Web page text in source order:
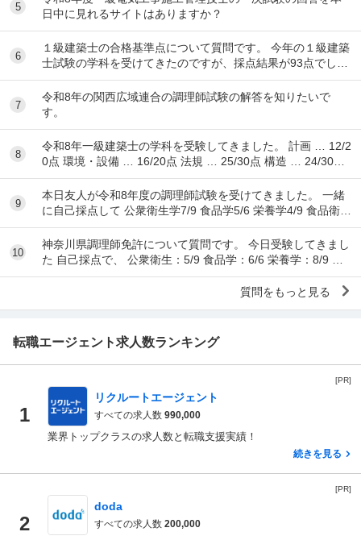
5
日中に見れるサイトはありますか？
6
１級建築士の合格基準点について質問です。 今年の１級建築
士試験の学科を受けてきたのですが、採点結果が93点でし
た。 各予備校の予想される合格基準点は N...
7
令和8年の関西広域連合の調理師試験の解答を知りたいで
す。
8
令和8年一級建築士の学科を受験してきました。 計画 … 12/2
0点 環境・設備 … 16/20点 法規 … 25/30点 構造 … 24/30点
...
9
本日友人が令和8年度の調理師試験を受けてきました。 一緒
に自己採点して 公衆衛生学7/9 食品学5/6 栄養学4/9 食品衛生
学8/15 調理理論9/17 食文
10
神奈川県調理師免許について質問です。 今日受験してきまし
た 自己採点で、 公衆衛生：5/9 食品学：6/6 栄養学：8/9 食
品衛生：10/15 調理理...
質問をもっと見る
転職エージェント求人数ランキング
[PR]
1
リクルートエージェント
すべての求人数 990,000
業界トップクラスの求人数と転職支援実績！
続きを見る
[PR]
2
doda
すべての求人数 200,000